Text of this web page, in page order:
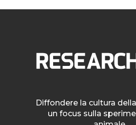
Diffondere la cultura
un focus sulla